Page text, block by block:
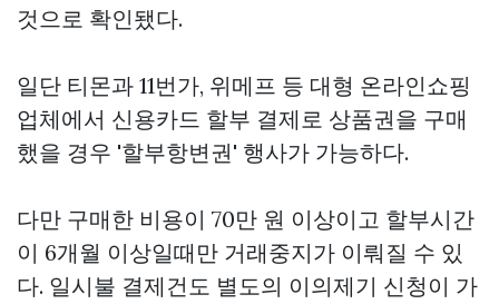
것으로 확인됐다.
일단 티몬과 11번가, 위메프 등 대형 온라인쇼핑
업체에서 신용카드 할부 결제로 상품권을 구매
했을 경우 '할부항변권' 행사가 가능하다.
다만 구매한 비용이 70만 원 이상이고 할부시간
이 6개월 이상일때만 거래중지가 이뤄질 수 있
다. 일시불 결제건도 별도의 이의제기 신청이 가